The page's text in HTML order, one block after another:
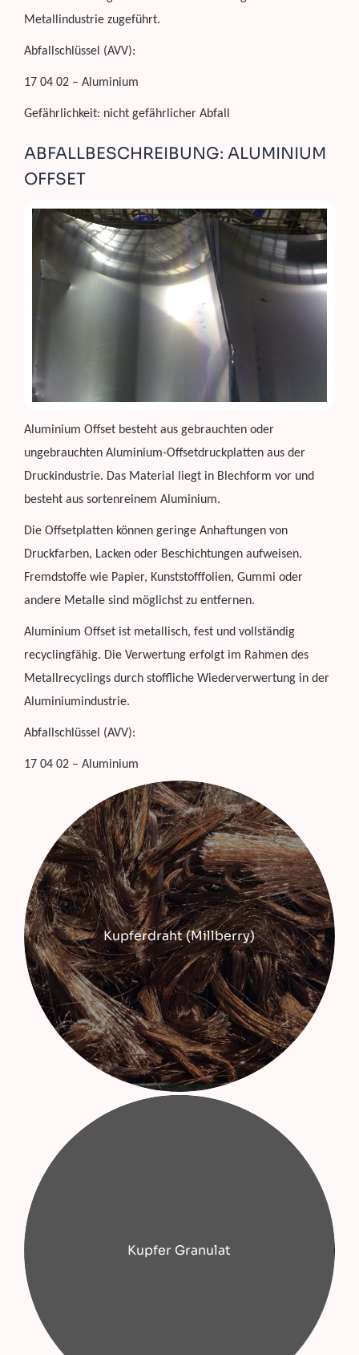
Metallindustrie zugeführt.
Abfallschlüssel (AVV):
17 04 02 – Aluminium
Gefährlichkeit: nicht gefährlicher Abfall
ABFALLBESCHREIBUNG: ALUMINIUM
OFFSET
Aluminium Offset besteht aus gebrauchten oder
ungebrauchten Aluminium-Offsetdruckplatten aus der
Druckindustrie. Das Material liegt in Blechform vor und
besteht aus sortenreinem Aluminium.
Die Offsetplatten können geringe Anhaftungen von
Druckfarben, Lacken oder Beschichtungen aufweisen.
Fremdstoffe wie Papier, Kunststofffolien, Gummi oder
andere Metalle sind möglichst zu entfernen.
Aluminium Offset ist metallisch, fest und vollständig
recyclingfähig. Die Verwertung erfolgt im Rahmen des
Metallrecyclings durch stoffliche Wiederverwertung in der
Aluminiumindustrie.
Abfallschlüssel (AVV):
17 04 02 – Aluminium
Kupferdraht (Millberry)
Kupfer Granulat